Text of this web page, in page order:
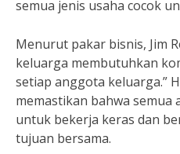
semua jenis usaha cocok
Menurut pakar bisnis, Jim
keluarga membutuhkan
setiap anggota keluarga.”
memastikan bahwa semua
untuk bekerja keras dan
tujuan bersama.